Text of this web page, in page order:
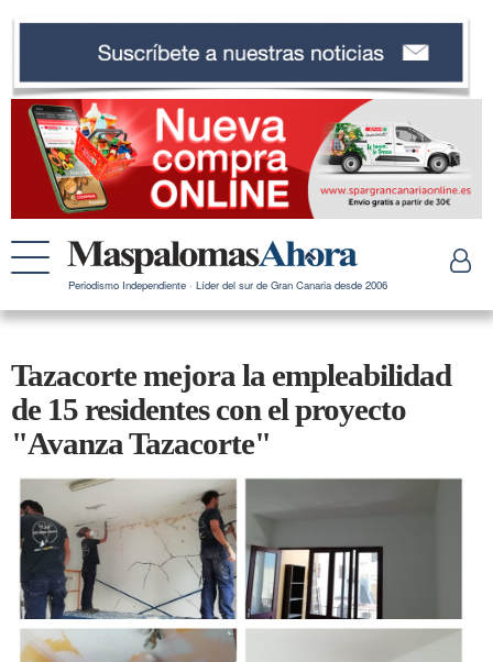
Periodismo Independiente · Líder del sur de Gran Canaria desde 2006
Tazacorte mejora la empleabilidad
de 15 residentes con el proyecto
"Avanza Tazacorte"